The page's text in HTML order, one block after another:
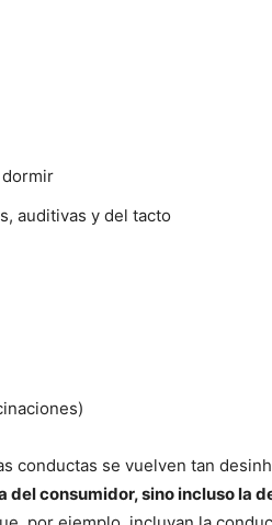
auditivas y del tacto
conductas se vuelven tan
del consumidor, sino incluso la